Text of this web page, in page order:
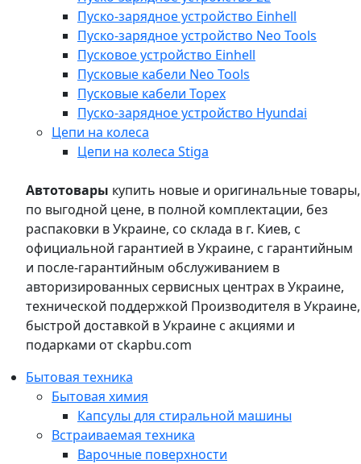
Пуско-зарядное устройство Einhell
Пуско-зарядное устройство Neo Tools
Пусковое устройство Einhell
Пусковые кабели Neo Tools
Пусковые кабели Topex
Пуско-зарядное устройство Hyundai
Цепи на колеса
Цепи на колеса Stiga
Автотовары купить новые и оригинальные товары,
по выгодной цене, в полной комплектации, без
распаковки в Украине, со склада в г. Киев, с
официальной гарантией в Украине, с гарантийным
и после-гарантийным обслуживанием в
авторизированных сервисных центрах в Украине,
технической поддержкой Производителя в Украине,
быстрой доставкой в Украине с акциями и
подарками от ckapbu.com
Бытовая техника
Бытовая химия
Капсулы для стиральной машины
Встраиваемая техника
Варочные поверхности